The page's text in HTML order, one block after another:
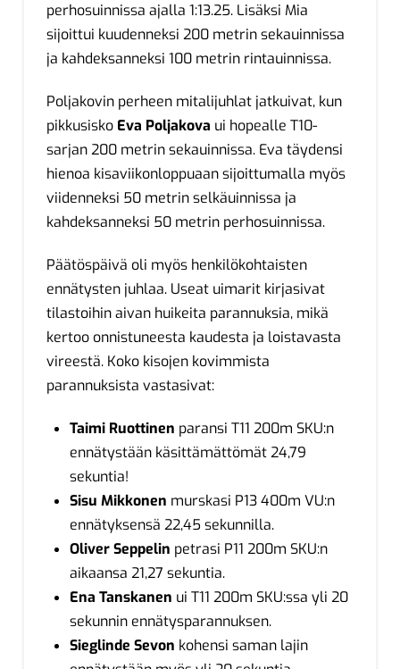
perhosuinnissa ajalla 1:13.25. Lisäksi Mia
sijoittui kuudenneksi 200 metrin sekauinnissa
ja kahdeksanneksi 100 metrin rintauinnissa.
Poljakovin perheen mitalijuhlat jatkuivat, kun
pikkusisko Eva Poljakova ui hopealle T10-
sarjan 200 metrin sekauinnissa. Eva täydensi
hienoa kisaviikonloppuaan sijoittumalla myös
viidenneksi 50 metrin selkäuinnissa ja
kahdeksanneksi 50 metrin perhosuinnissa.
Päätöspäivä oli myös henkilökohtaisten
ennätysten juhlaa. Useat uimarit kirjasivat
tilastoihin aivan huikeita parannuksia, mikä
kertoo onnistuneesta kaudesta ja loistavasta
vireestä. Koko kisojen kovimmista
parannuksista vastasivat:
Taimi Ruottinen paransi T11 200m SKU:n
ennätystään käsittämättömät 24,79
sekuntia!
Sisu Mikkonen murskasi P13 400m VU:n
ennätyksensä 22,45 sekunnilla.
Oliver Seppelin petrasi P11 200m SKU:n
aikaansa 21,27 sekuntia.
Ena Tanskanen ui T11 200m SKU:ssa yli 20
sekunnin ennätysparannuksen.
Sieglinde Sevon kohensi saman lajin